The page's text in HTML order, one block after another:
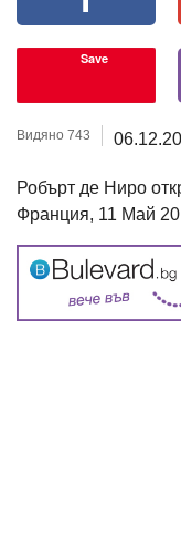
Save
Видяно 743
Робърт де Ниро
Франция, 11 Май